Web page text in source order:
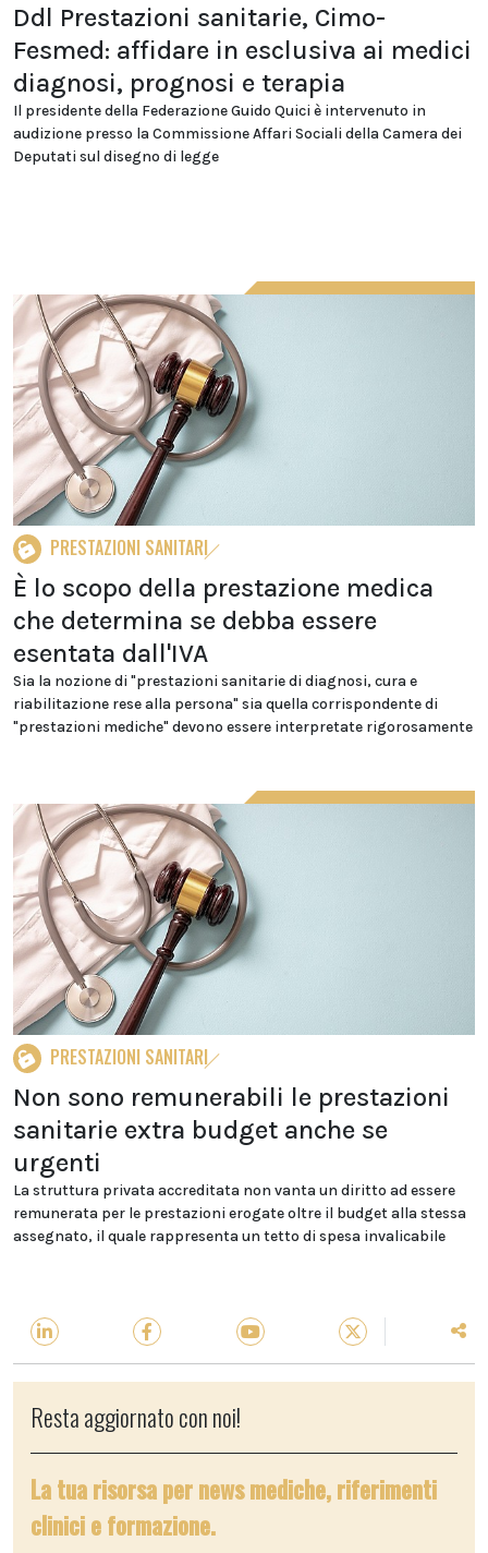
Ddl Prestazioni sanitarie, Cimo-
Fesmed: affidare in esclusiva ai medici
diagnosi, prognosi e terapia
Il presidente della Federazione Guido Quici è intervenuto in
audizione presso la Commissione Affari Sociali della Camera dei
Deputati sul disegno di legge
PRESTAZIONI SANITARI
È lo scopo della prestazione medica
che determina se debba essere
esentata dall'IVA
Sia la nozione di "prestazioni sanitarie di diagnosi, cura e
riabilitazione rese alla persona" sia quella corrispondente di
"prestazioni mediche" devono essere interpretate rigorosamente
PRESTAZIONI SANITARI
Non sono remunerabili le prestazioni
sanitarie extra budget anche se
urgenti
La struttura privata accreditata non vanta un diritto ad essere
remunerata per le prestazioni erogate oltre il budget alla stessa
assegnato, il quale rappresenta un tetto di spesa invalicabile
Resta aggiornato con noi!
La tua risorsa per news mediche, riferimenti
clinici e formazione.